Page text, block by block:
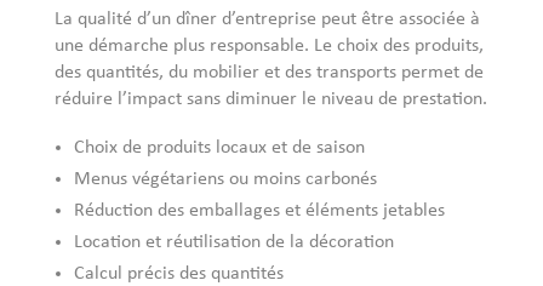
La qualité d’un dîner d’entreprise peut être associée à
une démarche plus responsable. Le choix des produits,
des quantités, du mobilier et des transports permet de
réduire l’impact sans diminuer le niveau de prestation.
Choix de produits locaux et de saison
Menus végétariens ou moins carbonés
Réduction des emballages et éléments jetables
Location et réutilisation de la décoration
Calcul précis des quantités